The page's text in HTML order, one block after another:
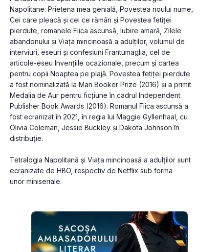
Napolitane: Prietena mea genială, Povestea noului nume,
Cei care pleacă și cei ce rămân și Povestea fetiței
pierdute, romanele Fiica ascunsă, Iubire amară, Zilele
abandonului și Viața mincinoasă a adulților, volumul de
interviuri, eseuri și confesiuni Frantumaglia, cel de
articole-eseu Invențiile ocazionale, precum și cartea
pentru copii Noaptea pe plajă. Povestea fetiței pierdute
a fost nominalizată la Man Booker Prize (2016) și a primit
Medalia de Aur pentru ficțiune în cadrul Independent
Publisher Book Awards (2016). Romanul Fiica ascunsă a
fost ecranizat în 2021, în regia lui Maggie Gyllenhaal, cu
Olivia Coleman, Jessie Buckley și Dakota Johnson în
distribuție.
Tetralogia Napolitană și Viața mincinoasă a adulților sunt
ecranizate de HBO, respectiv de Netflix sub forma
unor miniseriale.